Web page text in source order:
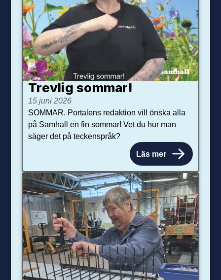
Trevlig sommar!
15 juni 2026
SOMMAR. Portalens redaktion vill önska alla
på Samhall en fin sommar! Vet du hur man
säger det på teckenspråk?
Läs mer